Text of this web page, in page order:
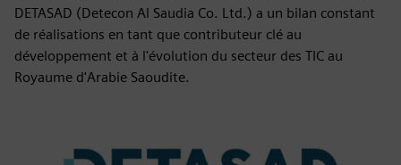
DETASAD (Detecon Al Saudia Co. Ltd.) a un bilan constant
de réalisations en tant que contributeur clé au
développement et à l'évolution du secteur des TIC au
Royaume d'Arabie Saoudite.